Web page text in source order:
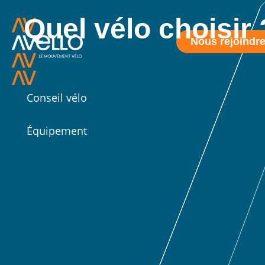
Nous rejoindre
Quel vélo choisir
Conseil vélo
Équipement